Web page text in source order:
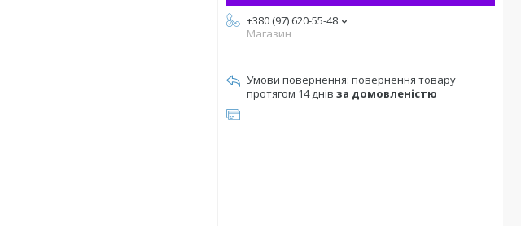
+380 (97) 620-55-48
Магазин
повернення товару
протягом 14 днів за домовленістю